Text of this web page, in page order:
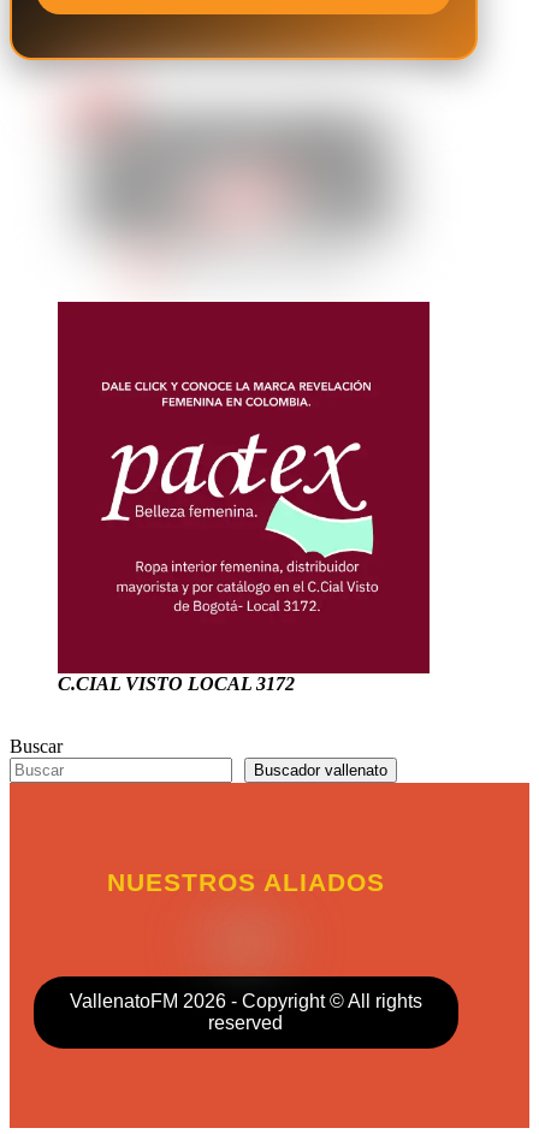
C.CIAL VISTO LOCAL 3172
Buscar
Buscador vallenato
NUESTROS ALIADOS
VallenatoFM 2026 - Copyright © All rights
reserved